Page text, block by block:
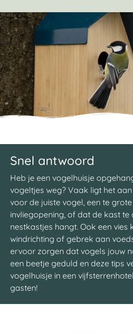
Snel antwoord
Heb je een vogelhuisje
vogeltjes weg? Vaak ligt het
voor de juiste vogel, een te
invliegopening, of dat de kast te
nestkastjes hangt. Ook een vies
windrichting of gebrek aan
ervoor zorgen dat vogels jouw
een beetje geduld en deze tips
vogelhuisje in een
gasten!